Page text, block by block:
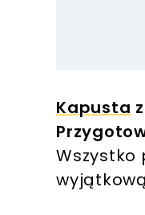
Kapusta
Wszystko